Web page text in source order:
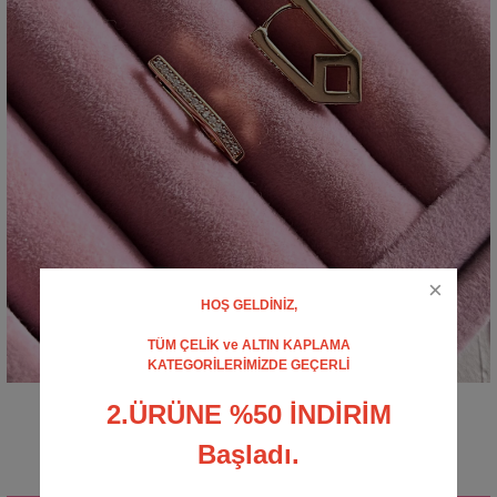
Taşlı Çokgen Küpe
250,00 TL
HOŞ GELDİNİZ,
TÜM ÇELİK ve ALTIN KAPLAMA
KATEGORİLERİMİZDE GEÇERLİ
2.ÜRÜNE %50 İNDİRİM
Başladı.